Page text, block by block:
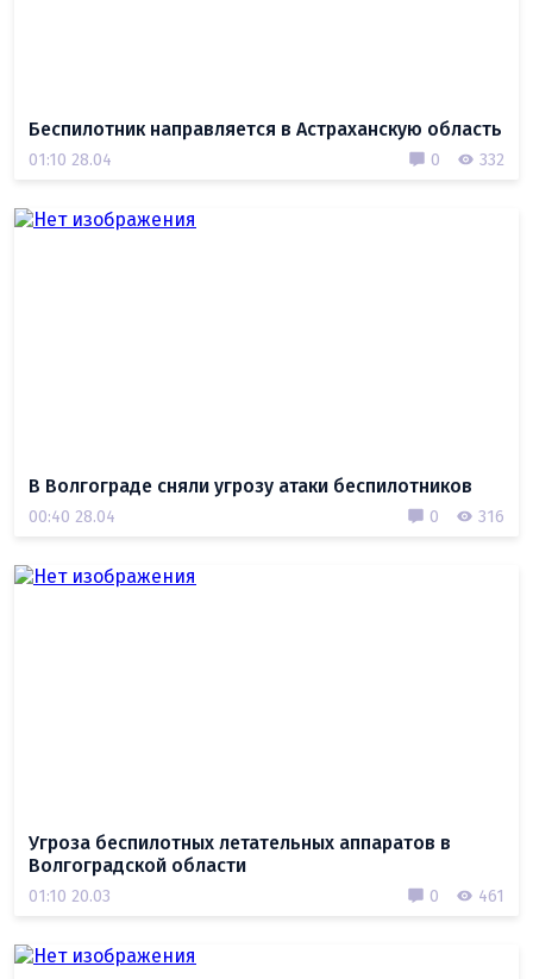
Беспилотник направляется в Астраханскую область
01:10 28.04 0 332
В Волгограде сняли угрозу атаки беспилотников
00:40 28.04 0 316
Угроза беспилотных летательных аппаратов в
Волгоградской области
01:10 20.03 0 461